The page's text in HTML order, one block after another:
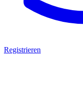
Registrieren